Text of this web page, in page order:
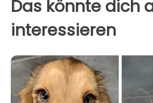
Das könnte dich
interessieren